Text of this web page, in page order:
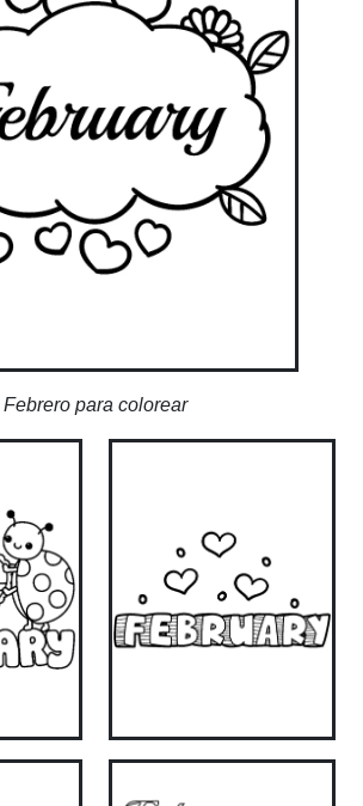
Febrero para colorear